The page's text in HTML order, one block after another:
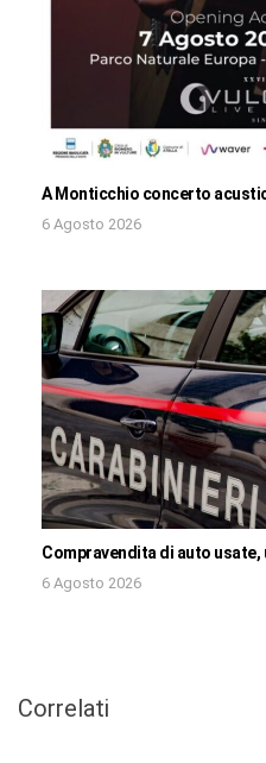
A Monticchio concerto
6 Agosto 2026
Compravendita di auto
6 Agosto 2026
Correlati